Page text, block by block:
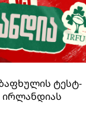
ტესტ-
ირლანდიას